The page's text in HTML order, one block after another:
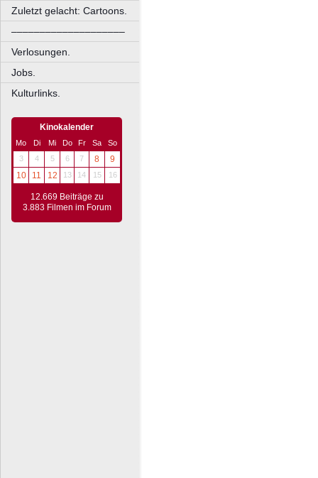
Zuletzt gelacht: Cartoons.
––––––––––––––––––––
Verlosungen.
Jobs.
Kulturlinks.
Kinokalender
Mo Di Mi Do Fr Sa
So
3
4 5 6 7 8
9
10
11 12 13 14 15 16
12.669 Beiträge zu
3.883 Filmen im Forum